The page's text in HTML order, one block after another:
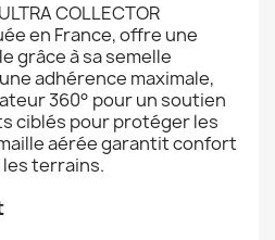
COLLECTOR
en France, offre une
grâce à sa semelle
adhérence maximale,
360° pour un soutien
ciblés pour protéger les
aérée garantit confort
terrains.